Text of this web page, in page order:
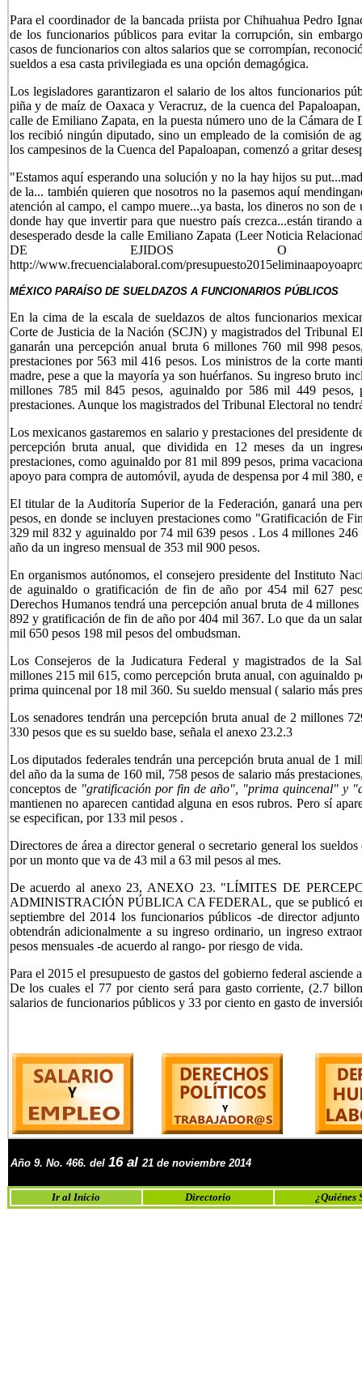
Para el coordinador de la bancada priista por Chihuahua Pedro
de los funcionarios públicos para evitar la corrupción, sin
casos de funcionarios con altos salarios que se corrompían,
sueldos a esa casta privilegiada es una opción demagógica.
Los legisladores garantizaron el salario de los altos funcionarios
piña y de maíz de Oaxaca y Veracruz, de la cuenca del
calle de Emiliano Zapata, en la puesta número uno de la Cámara
los recibió ningún diputado, sino un empleado de la comisión de
los campesinos de la Cuenca del Papaloapan, comenzó a gritar
"Estamos aquí esperando una solución y no la hay hijos su
de la... también quieren que nosotros no la pasemos aquí
atención al campo, el campo muere...ya basta, los dineros no son
donde hay que invertir para que nuestro país crezca...están
desesperado desde la calle Emiliano Zapata (Leer Noticia
DE EJIDOS O
http://www.frecuencialaboral.com/
MÉXICO PARAÍSO DE SUELDAZOS A FUNCIONARIOS PÚBLICOS
En la cima de la escala de sueldazos de altos funcionarios
Corte de Justicia de la Nación (SCJN) y magistrados del Tribunal
ganarán una percepción anual bruta 6 millones 760 mil 998
prestaciones por 563 mil 416 pesos. Los ministros de la corte
madre, pese a que la mayoría ya son huérfanos. Su ingreso bruto
millones 785 mil 845 pesos, aguinaldo por 586 mil 449
prestaciones. Aunque los magistrados del Tribunal Electoral no
Los mexicanos gastaremos en salario y prestaciones del presidente
percepción bruta anual, que dividida en 12 meses da un
prestaciones, como aguinaldo por 81 mil 899 pesos, prima
apoyo para compra de automóvil, ayuda de despensa por 4 mil 380,
El titular de la Auditoría Superior de la Federación, ganará una
pesos, en donde se incluyen prestaciones como "Gratificación de
329 mil 832 y aguinaldo por 74 mil 639 pesos . Los 4 millones
año da un ingreso mensual de 353 mil 900 pesos.
En organismos autónomos, el consejero presidente del Instituto
de aguinaldo o gratificación de fin de año por 454 mil 627
Derechos Humanos tendrá una percepción anual bruta de 4
892 y gratificación de fin de año por 404 mil 367. Lo que da un
mil 650 pesos 198 mil pesos del ombudsman.
Los Consejeros de la Judicatura Federal y magistrados de la
millones 215 mil 615, como percepción bruta anual, con aguinaldo
prima quincenal por 18 mil 360. Su sueldo mensual ( salario más
Los senadores tendrán una percepción bruta anual de 2 millones
330 pesos que es su sueldo base, señala el anexo 23.2.3
Los diputados federales tendrán una percepción bruta anual de 1
del año da la suma de 160 mil, 758 pesos de salario más
conceptos de "gratificación por fin de año", "prima quincenal" y
mantienen no aparecen cantidad alguna en esos rubros. Pero sí
se especifican, por 133 mil pesos .
Directores de área a director general o secretario general los
por un monto que va de 43 mil a 63 mil pesos al mes.
De acuerdo al anexo 23, ANEXO 23. "LÍMITES DE
ADMINISTRACIÓN PÚBLICA CA FEDERAL, que se publicó en
septiembre del 2014 los funcionarios públicos -de director
obtendrán adicionalmente a su ingreso ordinario, un ingreso
pesos mensuales -de acuerdo al rango- por riesgo de vida.
Para el 2015 el presupuesto de gastos del gobierno federal
De los cuales el 77 por ciento será para gasto corriente, (2.7
salarios de funcionarios públicos y 33 por ciento en gasto de
Año 9. No. 466. del 16 al21 de noviembre2014
Ir al Inicio Directorio ¿Quiénes